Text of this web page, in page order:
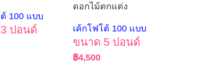
100 แบบ
ปอนด์
ดอกไม้ตกแต่ง
เค้กโฟโต้ 100 แบบ
ขนาด 5 ปอนด์
฿4,500